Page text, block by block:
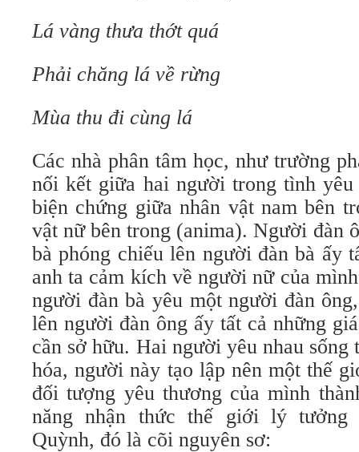
Lá vàng thưa thớt quá
Phải chăng lá về rừng
Mùa thu đi cùng lá
Các nhà phân tâm học, như trường
nối kết giữa hai người trong tình
biện chứng giữa nhân vật nam bên
vật nữ bên trong (anima). Người đàn
bà phóng chiếu lên người đàn bà ấy
anh ta cảm kích về người nữ của
người đàn bà yêu một người đàn
lên người đàn ông ấy tất cả những
cần sở hữu. Hai người yêu nhau
hóa, người này tạo lập nên một thế
đối tượng yêu thương của mình
năng nhận thức thế giới lý tưởng
Quỳnh, đó là cõi nguyên sơ: